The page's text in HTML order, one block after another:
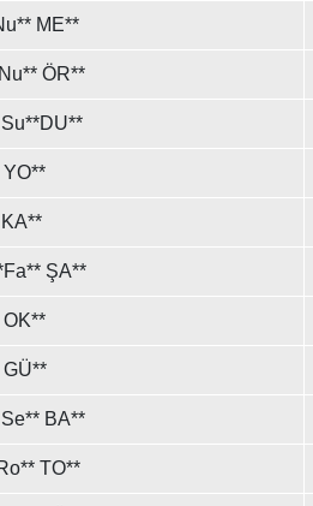
ME**
ÖR**
YO**
ŞA**
OK**
GÜ**
BA**
TO**